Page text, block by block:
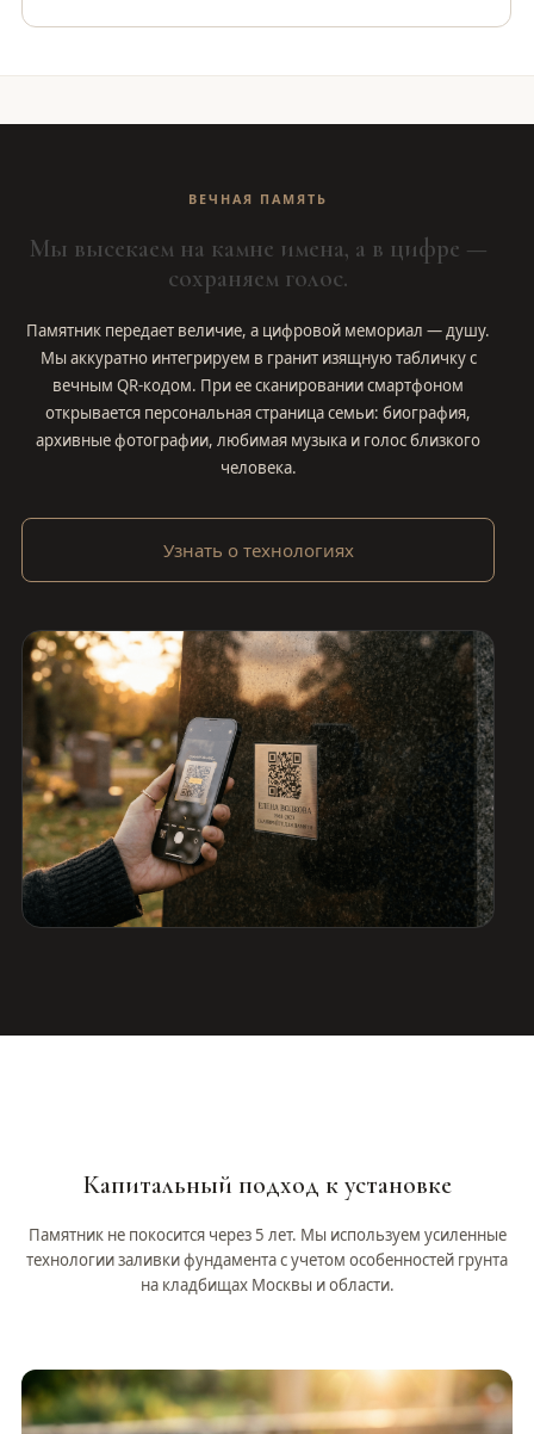
ВЕЧНАЯ ПАМЯТЬ
Мы высекаем на камне имена, а в цифре —
сохраняем голос.
Памятник передает величие, а цифровой мемориал — душу.
Мы аккуратно интегрируем в гранит изящную табличку с
вечным QR-кодом. При ее сканировании смартфоном
открывается персональная страница семьи: биография,
архивные фотографии, любимая музыка и голос близкого
человека.
Узнать о технологиях
Капитальный подход к установке
Памятник не покосится через 5 лет. Мы используем усиленные
технологии заливки фундамента с учетом особенностей грунта
на кладбищах Москвы и области.